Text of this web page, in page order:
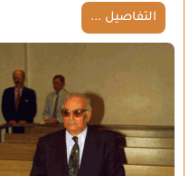
التفاصيل ...